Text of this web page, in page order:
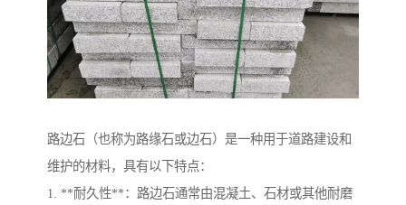
路边石（也称为路缘石或边石）是一种用于道路建设和
维护的材料，具有以下特点：
1. **耐久性**：路边石通常由混凝土、石材或其他耐磨